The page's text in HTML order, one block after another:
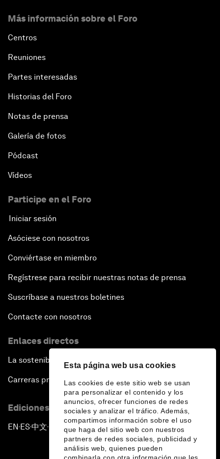
Esta página web usa cookies
Las cookies de este sitio web se usan
para personalizar el contenido y los
anuncios, ofrecer funciones de redes
sociales y analizar el tráfico. Además,
compartimos información sobre el uso
que haga del sitio web con nuestros
partners de redes sociales, publicidad y
análisis web, quienes pueden
Más información sobre el Foro
Centros
Reuniones
Partes interesadas
Historias del Foro
Notas de prensa
Galería de fotos
Pódcast
Vídeos
Participe en el Foro
Iniciar sesión
Asóciese con nosotros
Conviértase en miembro
Regístrese para recibir nuestras notas de prensa
Suscríbase a nuestros boletines
Contacte con nosotros
Enlaces directos
La sostenibilidad en el Foro
Carreras profesionales
Ediciones en otros idiomas
EN ▪ES▪中文▪ 日本語